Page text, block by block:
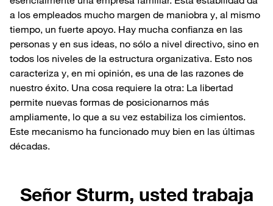
a los empleados mucho margen de maniobra y, al mismo
tiempo, un fuerte apoyo. Hay mucha confianza en las
personas y en sus ideas, no sólo a nivel directivo, sino en
todos los niveles de la estructura organizativa. Esto nos
caracteriza y, en mi opinión, es una de las razones de
nuestro éxito. Una cosa requiere la otra: La libertad
permite nuevas formas de posicionarnos más
ampliamente, lo que a su vez estabiliza los cimientos.
Este mecanismo ha funcionado muy bien en las últimas
décadas.
Señor Sturm, usted trabaja